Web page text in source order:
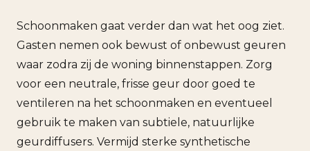
Schoonmaken gaat verder dan wat het oog ziet.
Gasten nemen ook bewust of onbewust geuren
waar zodra zij de woning binnenstappen. Zorg
voor een neutrale, frisse geur door goed te
ventileren na het schoonmaken en eventueel
gebruik te maken van subtiele, natuurlijke
geurdiffusers. Vermijd sterke synthetische